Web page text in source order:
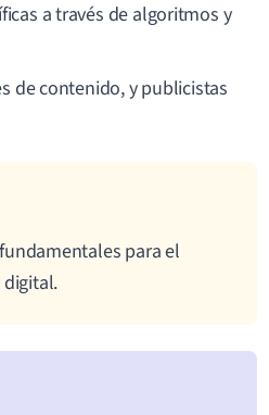
a través de algoritmos y
de contenido, y publicistas
para el